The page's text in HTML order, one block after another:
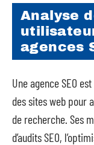
Analyse
agences
Une agence SEO
des sites web pour
de recherche. Ses
d’audits SEO,